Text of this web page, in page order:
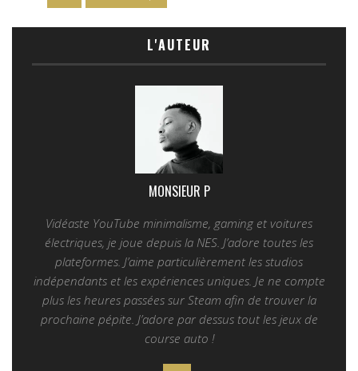
L'AUTEUR
MONSIEUR P
Vidéaste YouTube minimalisme, gaming et voitures
électriques, je joue depuis la NES. J’adore toutes les
plateformes. J’aime particulièrement les studios
indépendants et les expériences uniques. Je ne compte
plus les heures passées sur Steam afin de trouver la
prochaine pépite. J’adore par dessus tout les jeux de
course auto !